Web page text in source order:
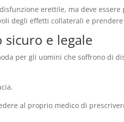
erettile, ma deve
degli effetti collaterali e
sicuro e legale
per gli uomini che soffrono di
al proprio medico di